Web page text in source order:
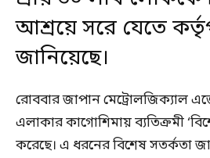
আশ্রয়ে সরে যেতে
জানিয়েছে।
রোববার জাপান মেট্রোলজিক্যাল
এলাকার কাগোশিমায় ব্যতিক্রমী
করেছে। এ ধরনের বিশেষ সতর্কতা